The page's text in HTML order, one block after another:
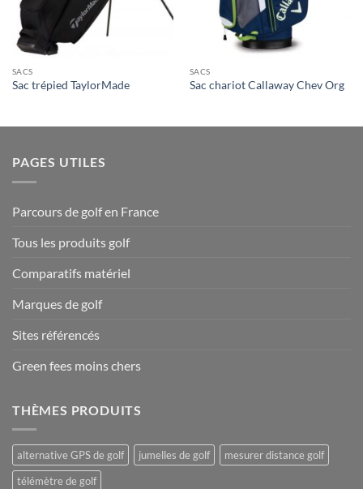
SACS
Sac trépied TaylorMade
SACS
Sac chariot Callaway Chev Org
PAGES UTILES
Parcours de golf en France
Tous les produits golf
Comparatifs matériel
Marques de golf
Sites référencés
Green fees moins chers
THÈMES PRODUITS
alternative GPS de golf jumelles de golf
mesurer distance golf
télémètre de golf